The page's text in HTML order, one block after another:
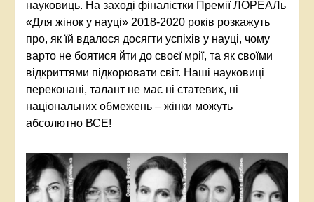
науковиць. На заході фіналістки Премії ЛОРЕАЛь
«Для жінок у науці» 2018-2020 років розкажуть
про, як їй вдалося досягти успіхів у науці, чому
варто не боятися йти до своєї мрії, та як своїми
відкриттями підкорювати світ. Наші науковиці
переконані, талант не має ні статевих, ні
національних обмежень – жінки можуть
абсолютно ВСЕ!